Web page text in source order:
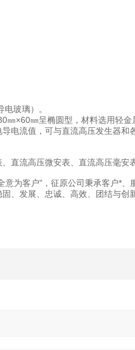
玻璃）。
×60㎜呈椭圆型，材料选用轻
电流值，可与直流高压发生器和
直流高压微安表、直流高压毫安
为客户"，征原公司秉承客户*
、发展、忠诚、高效、团结与